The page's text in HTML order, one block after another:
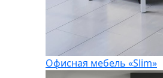
Офисная мебель «Slim»